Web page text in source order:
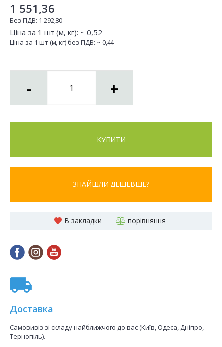
1 551,36
Без ПДВ: 1 292,80
Ціна за 1 шт (м, кг): ~ 0,52
Ціна за 1 шт (м, кг) без ПДВ: ~ 0,44
- +
КУПИТИ
ЗНАЙШЛИ ДЕШЕВШЕ?
В закладки порівняння
Доставка
Самовивіз зі складу найближчого до вас (Київ, Одеса, Дніпро,
Тернопіль).